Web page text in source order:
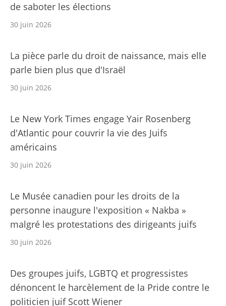
de saboter les élections
30 juin 2026
La pièce parle du droit de naissance, mais elle
parle bien plus que d'Israël
30 juin 2026
Le New York Times engage Yair Rosenberg
d'Atlantic pour couvrir la vie des Juifs
américains
30 juin 2026
Le Musée canadien pour les droits de la
personne inaugure l'exposition « Nakba »
malgré les protestations des dirigeants juifs
30 juin 2026
Des groupes juifs, LGBTQ et progressistes
dénoncent le harcèlement de la Pride contre le
politicien juif Scott Wiener